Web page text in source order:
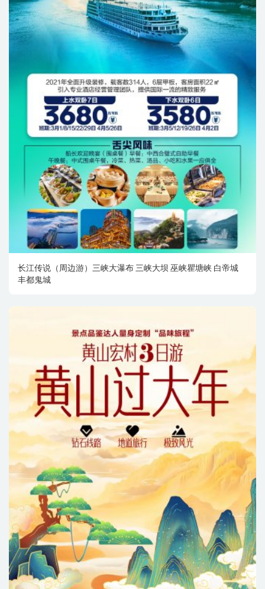
长江传说（周边游）三峡大瀑布 三峡大坝 巫峡瞿塘峡 白帝城
丰都鬼城